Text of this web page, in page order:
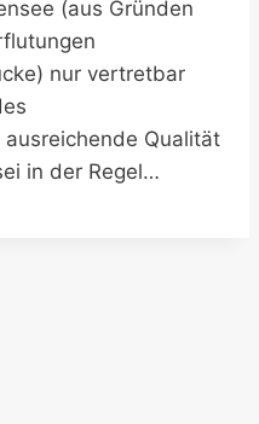
(aus Gründen
nur vertretbar
Qualität
in der Regel…